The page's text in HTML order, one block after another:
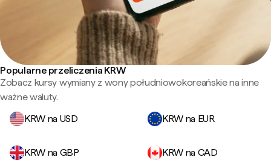
Popularne przeliczenia KRW
Zobacz kursy wymiany z wony południowokoreańskie na inne
ważne waluty.
KRW na USD
KRW na EUR
KRW na GBP KRW na CAD